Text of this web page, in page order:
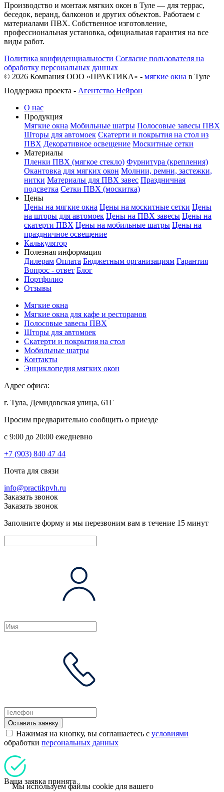
Производство и монтаж мягких окон в Туле — для террас,
беседок, веранд, балконов и других объектов. Работаем с
материалами ПВХ. Собственное изготовление,
профессиональная установка, официальная гарантия на все
виды работ.
Политика конфиденциальности Согласие пользователя на
обработку персональных данных
© 2026 Компания ООО «ПРАКТИКА» - мягкие окна в Туле
Поддержка проекта - Агентство Нейрон
О нас
Продукция
Мягкие окна Мобильные шатры Полосовые завесы ПВХ
Шторы для автомоек Скатерти и покрытия на стол из
ПВХ Декоративное освещение Москитные сетки
Материалы
Пленки ПВХ (мягкое стекло) Фурнитура (крепления)
Окантовка для мягких окон Молнии, ремни, застежки,
нитки Материалы для ПВХ завес Праздничная
подсветка Сетки ПВХ (москитка)
Цены
Цены на мягкие окна Цены на москитные сетки Цены
на шторы для автомоек Цены на ПВХ завесы Цены на
скатерти ПВХ Цены на мобильные шатры Цены на
праздничное освещение
Калькулятор
Полезная информация
Дилерам Оплата Бюджетным организациям Гарантия
Вопрос - ответ Блог
Портфолио
Отзывы
Мягкие окна
Мягкие окна для кафе и ресторанов
Полосовые завесы ПВХ
Шторы для автомоек
Скатерти и покрытия на стол
Мобильные шатры
Контакты
Энциклопедия мягких окон
Адрес офиса:
г. Тула, Демидовская улица, 61Г
Просим предварительно сообщить о приезде
c 9:00 до 20:00 ежедневно
+7 (903) 840 47 44
Почта для связи
info@practikpvh.ru
Заказать звонок
Заказать звонок
Заполните форму и мы перезвоним вам в течение 15 минут
Оставить заявку
Нажимая на кнопку, вы соглашаетесь с условиями
обработки персональных данных
Ваша заявка принята
Мы используем файлы cookie для вашего